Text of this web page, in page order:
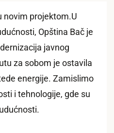
novim projektom.U
Opština Bač je
javnog
za sobom je ostavila
energije. Zamislimo
i tehnologije, gde su